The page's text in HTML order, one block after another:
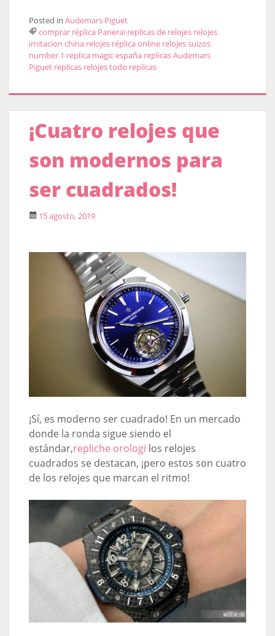
Posted in Audemars Piguet
comprar réplica Panerai replicas de relojes relojes
imitacion china relojes réplica online relojes suizos
number 1 replica magic españa replicas Audemars
Piguet replicas relojestodo replicas
¡Cuatro relojes que
son modernos para
ser cuadrados!
15 agosto, 2019
¡Sí, es moderno ser cuadrado! En un mercado
donde la ronda sigue siendo el
estándar,repliche orologi los relojes
cuadrados se destacan, ¡pero estos son cuatro
de los relojes que marcan el ritmo!